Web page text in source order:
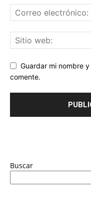
Guardar mi nombre
comente.
Buscar